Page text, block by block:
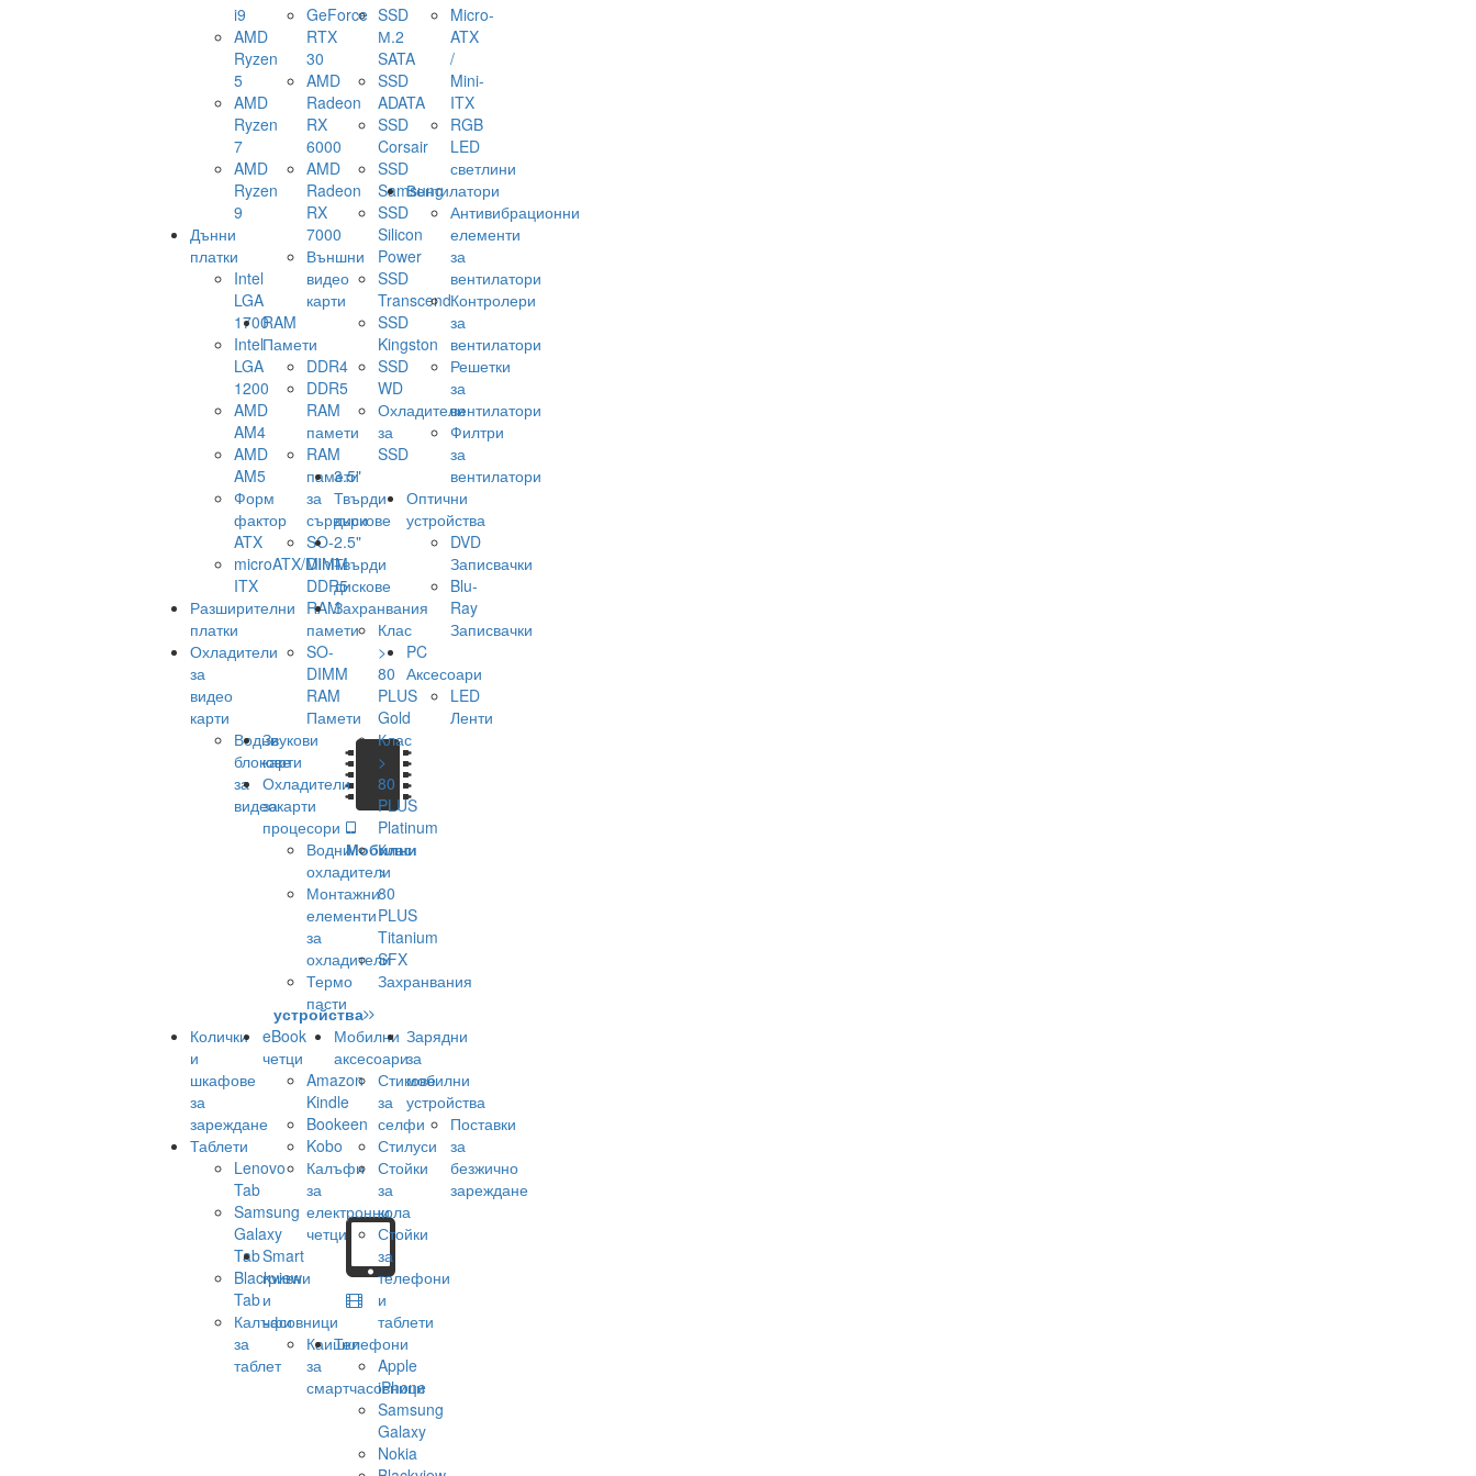
i9
AMD
Ryzen
5
AMD
Ryzen
7
AMD
Ryzen
9
Дънни
платки
Intel
LGA
1700
Intel
LGA
1200
AMD
AM4
AMD
AM5
Форм
фактор
ATX
microATX/Mini-
ITX
Разширителни
платки
Охладители
за
видео
карти
Водни
блокове
за
видеокарти
GeForce
RTX
30
AMD
Radeon
RX
6000
AMD
Radeon
RX
7000
Външни
видео
карти
RAM
Памети
DDR4
DDR5
RAM
памети
RAM
памети
за
сървъри
SO-
DIMM
DDR5
RAM
памети
SO-
DIMM
RAM
Памети
Звукови
карти
Охладители
за
процесори
Водни
охладители
Монтажни
елементи
за
охладители
Термо
пасти
SSD
М.2
SATA
SSD
ADATA
SSD
Corsair
SSD
Samsung
SSD
Silicon
Power
SSD
Transcend
SSD
Kingston
SSD
WD
Охладители
за
SSD
3.5"
Твърди
дискове
2.5"
Твърди
дискове
Захранвания
Клас
>
80
PLUS
Gold
Клас
>
80
PLUS
Platinum
Клас
>
80
PLUS
Titanium
SFX
Захранвания
Micro-
ATX
/
Mini-
ITX
RGB
LED
светлини
Вентилатори
Антивибрационни
елементи
за
вентилатори
Контролери
за
вентилатори
Решетки
за
вентилатори
Филтри
за
вентилатори
Оптични
устройства
DVD
Записвачки
Blu-
Ray
Записвачки
PC
Аксесоари
LED
Ленти
Мобилни
устройства
Колички
и
шкафове
за
зареждане
Таблети
Lenovo
Tab
Samsung
Galaxy
Tab
Blackview
Tab
Калъфи
за
таблет
eBook
четци
Amazon
Kindle
Bookeen
Kobo
Калъфи
за
електронни
четци
Smart
гривни
и
часовници
Каишки
за
смартчасовници
Мобилни
аксесоари
Стикове
за
селфи
Стилуси
Стойки
за
кола
Стойки
за
телефони
и
таблети
Телефони
Apple
iPhone
Samsung
Galaxy
Nokia
Зарядни
за
мобилни
устройства
Поставки
за
безжично
зареждане